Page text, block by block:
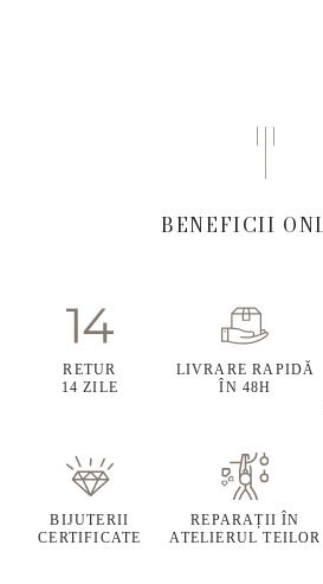
BENEFICII
RETUR
14 ZILE
LIVRARE RAPIDĂ
ÎN 48H
BIJUTERII
CERTIFICATE
REPARAȚII ÎN
ATELIERUL TEILOR